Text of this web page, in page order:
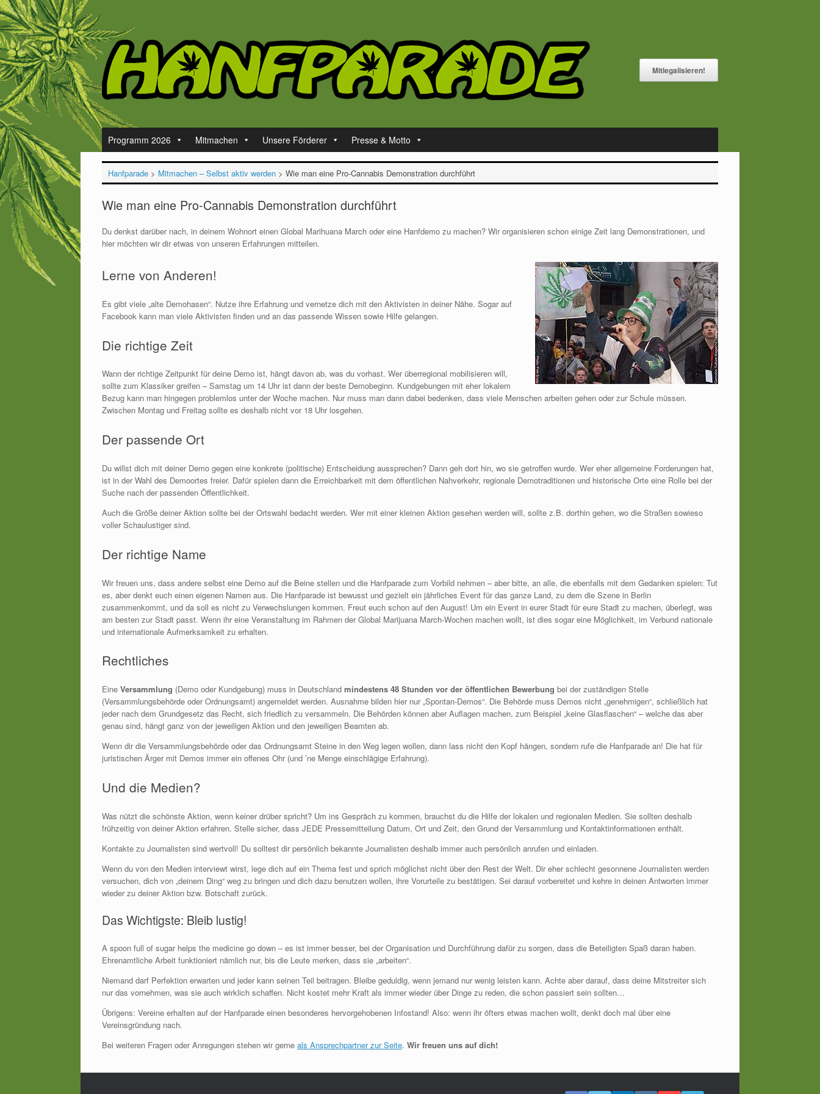
Zum
Inhalt
springen
Mitlegalisieren!
Programm 2026 Mitmachen Unsere Förderer Presse & Motto
Hanfparade> Mitmachen – Selbst aktiv werden> Wie man eine Pro-Cannabis Demonstration durchführt
Wie man eine Pro-Cannabis Demonstration durchführt
Du denkst darüber nach, in deinem Wohnort einen Global Marihuana March oder eine Hanfdemo zu machen? Wir organisieren schon einige Zeit lang Demonstrationen, und
hier möchten wir dir etwas von unseren Erfahrungen mitteilen.
Lerne von Anderen!
Es gibt viele „alte Demohasen“. Nutze ihre Erfahrung und vernetze dich mit den Aktivisten in deiner Nähe. Sogar auf
Facebook kann man viele Aktivisten finden und an das passende Wissen sowie Hilfe gelangen.
Die richtige Zeit
Wann der richtige Zeitpunkt für deine Demo ist, hängt davon ab, was du vorhast. Wer überregional mobilisieren will,
sollte zum Klassiker greifen – Samstag um 14 Uhr ist dann der beste Demobeginn. Kundgebungen mit eher lokalem
Bezug kann man hingegen problemlos unter der Woche machen. Nur muss man dann dabei bedenken, dass viele Menschen arbeiten gehen oder zur Schule müssen.
Zwischen Montag und Freitag sollte es deshalb nicht vor 18 Uhr losgehen.
Der passende Ort
Du willst dich mit deiner Demo gegen eine konkrete (politische) Entscheidung aussprechen? Dann geh dort hin, wo sie getroffen wurde. Wer eher allgemeine Forderungen hat,
ist in der Wahl des Demoortes freier. Dafür spielen dann die Erreichbarkeit mit dem öffentlichen Nahverkehr, regionale Demotraditionen und historische Orte eine Rolle bei der
Suche nach der passenden Öffentlichkeit.
Auch die Größe deiner Aktion sollte bei der Ortswahl bedacht werden. Wer mit einer kleinen Aktion gesehen werden will, sollte z.B. dorthin gehen, wo die Straßen sowieso
voller Schaulustiger sind.
Der richtige Name
Wir freuen uns, dass andere selbst eine Demo auf die Beine stellen und die Hanfparade zum Vorbild nehmen – aber bitte, an alle, die ebenfalls mit dem Gedanken spielen: Tut
es, aber denkt euch einen eigenen Namen aus. Die Hanfparade ist bewusst und gezielt ein jährliches Event für das ganze Land, zu dem die Szene in Berlin
zusammenkommt, und da soll es nicht zu Verwechslungen kommen. Freut euch schon auf den August! Um ein Event in eurer Stadt für eure Stadt zu machen, überlegt, was
am besten zur Stadt passt. Wenn ihr eine Veranstaltung im Rahmen der Global Marijuana March-Wochen machen wollt, ist dies sogar eine Möglichkeit, im Verbund nationale
und internationale Aufmerksamkeit zu erhalten.
Rechtliches
Eine Versammlung (Demo oder Kundgebung) muss in Deutschland mindestens 48 Stunden vor der öffentlichen Bewerbung bei der zuständigen Stelle
(Versammlungsbehörde oder Ordnungsamt) angemeldet werden. Ausnahme bilden hier nur „Spontan-Demos“. Die Behörde muss Demos nicht „genehmigen“, schließlich hat
jeder nach dem Grundgesetz das Recht, sich friedlich zu versammeln. Die Behörden können aber Auflagen machen, zum Beispiel „keine Glasflaschen“ – welche das aber
genau sind, hängt ganz von der jeweiligen Aktion und den jeweiligen Beamten ab.
Wenn dir die Versammlungsbehörde oder das Ordnungsamt Steine in den Weg legen wollen, dann lass nicht den Kopf hängen, sondern rufe die Hanfparade an! Die hat für
juristischen Ärger mit Demos immer ein offenes Ohr (und ’ne Menge einschlägige Erfahrung).
Und die Medien?
Was nützt die schönste Aktion, wenn keiner drüber spricht? Um ins Gespräch zu kommen, brauchst du die Hilfe der lokalen und regionalen Medien. Sie sollten deshalb
frühzeitig von deiner Aktion erfahren. Stelle sicher, dass JEDE Pressemitteilung Datum, Ort und Zeit, den Grund der Versammlung und Kontaktinformationen enthält.
Kontakte zu Journalisten sind wertvoll! Du solltest dir persönlich bekannte Journalisten deshalb immer auch persönlich anrufen und einladen.
Wenn du von den Medien interviewt wirst, lege dich auf ein Thema fest und sprich möglichst nicht über den Rest der Welt. Dir eher schlecht gesonnene Journalisten werden
versuchen, dich von „deinem Ding“ weg zu bringen und dich dazu benutzen wollen, ihre Vorurteile zu bestätigen. Sei darauf vorbereitet und kehre in deinen Antworten immer
wieder zu deiner Aktion bzw. Botschaft zurück.
Das Wichtigste: Bleib lustig!
A spoon full of sugar helps the medicine go down – es ist immer besser, bei der Organisation und Durchführung dafür zu sorgen, dass die Beteiligten Spaß daran haben.
Ehrenamtliche Arbeit funktioniert nämlich nur, bis die Leute merken, dass sie „arbeiten“.
Niemand darf Perfektion erwarten und jeder kann seinen Teil beitragen. Bleibe geduldig, wenn jemand nur wenig leisten kann. Achte aber darauf, dass deine Mitstreiter sich
nur das vornehmen, was sie auch wirklich schaffen. Nicht kostet mehr Kraft als immer wieder über Dinge zu reden, die schon passiert sein sollten…
Übrigens: Vereine erhalten auf der Hanfparade einen besonderes hervorgehobenen Infostand! Also: wenn ihr öfters etwas machen wollt, denkt doch mal über eine
Vereinsgründung nach.
Bei weiteren Fragen oder Anregungen stehen wir gerne als Ansprechpartner zur Seite. Wir freuen uns auf dich!